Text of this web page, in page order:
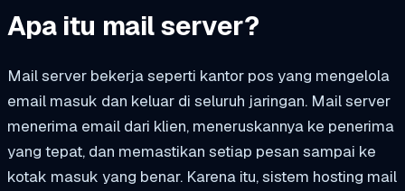
Apa itu mail server?
Mail server bekerja seperti kantor pos yang mengelola
email masuk dan keluar di seluruh jaringan. Mail server
menerima email dari klien, meneruskannya ke penerima
yang tepat, dan memastikan setiap pesan sampai ke
kotak masuk yang benar. Karena itu, sistem hosting mail